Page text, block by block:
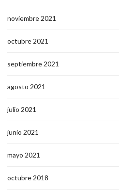
noviembre 2021
octubre 2021
septiembre 2021
agosto 2021
julio 2021
junio 2021
mayo 2021
octubre 2018